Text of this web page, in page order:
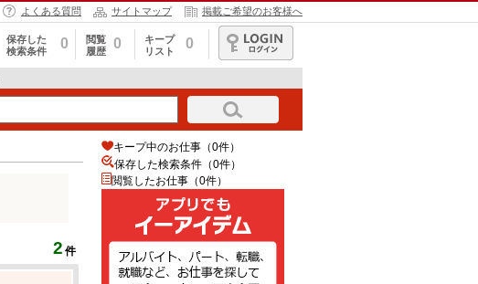
よくある質問 サイトマップ 掲載ご希望のお客様へ
保存した
検索条件
0
閲覧
履歴
0
キープ
リスト
0
ログイン
2 件
キープ中のお仕事（0件）
保存した検索条件（0件）
閲覧したお仕事（0件）